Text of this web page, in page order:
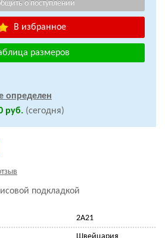
В избранное
размеров
определен
руб. (сегодня)
подкладкой
2A21